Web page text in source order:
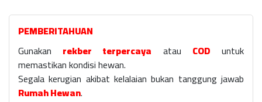
PEMBERITAHUAN
Gunakan rekber terpercaya atau COD untuk
memastikan kondisi hewan.
Segala kerugian akibat kelalaian bukan tanggung jawab
Rumah Hewan.